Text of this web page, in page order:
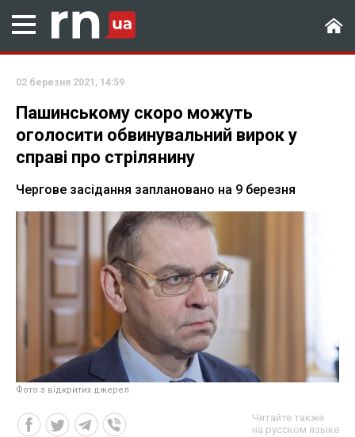
02 березня 2021, 14:59
Пашинському скоро можуть
оголосити обвинувальний вирок у
справі про стрілянину
Чергове засідання заплановано на 9 березня
Фото з відкритих джерел
Читайте также
на русском языке